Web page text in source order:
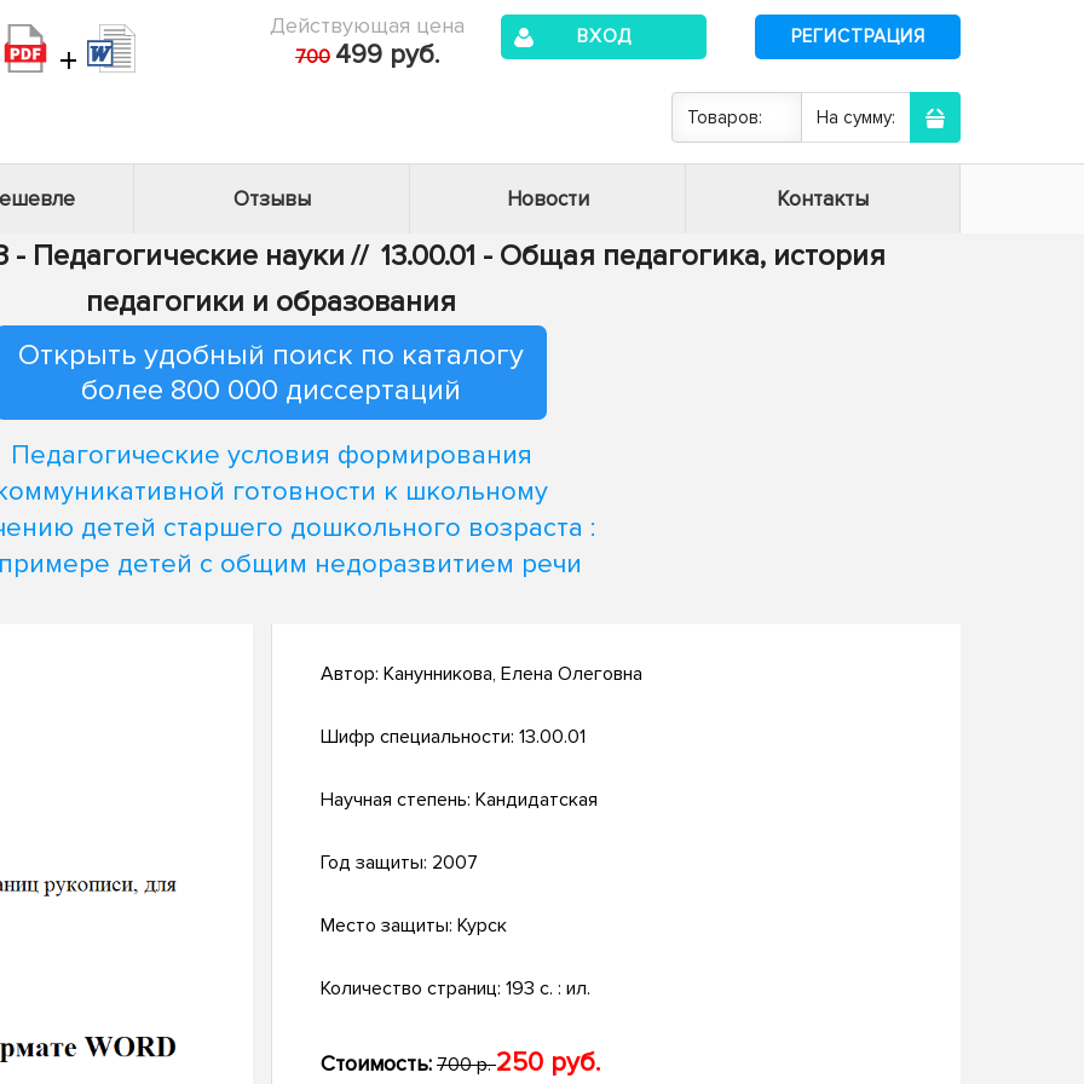
+
Действующая цена
700 499 руб.
ВХОД РЕГИСТРАЦИЯ
Товаров: На сумму:
Отзывы Новости Контакты
- Педагогические науки // 13.00.01 - Общая педагогика, история
педагогики и образования
Открыть удобный поиск по каталогу
более 800 000 диссертаций
Педагогические условия формирования
готовности к школьному
детей старшего дошкольного возраста :
детей с общим недоразвитием речи
Автор: Канунникова, Елена Олеговна
Шифр специальности: 13.00.01
Научная степень: Кандидатская
Год защиты: 2007
Место защиты: Курск
Количество страниц: 193 с. : ил.
Стоимость: 700 р.250 руб.